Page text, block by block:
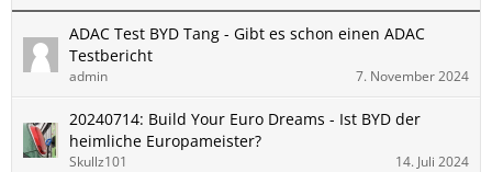
ADAC Test BYD Tang - Gibt es schon einen ADAC
Testbericht
admin 7. November 2024
20240714: Build Your Euro Dreams - Ist BYD der
heimliche Europameister?
Skullz101 14. Juli 2024